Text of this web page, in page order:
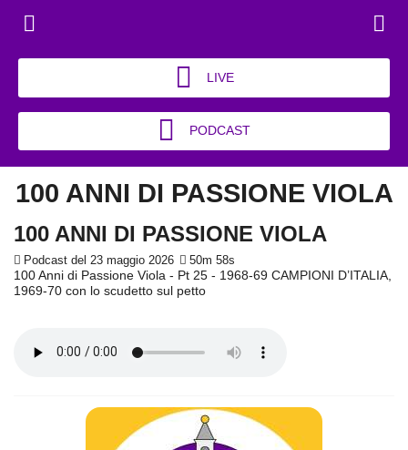
LIVE
PODCAST
100 ANNI DI PASSIONE VIOLA
100 ANNI DI PASSIONE VIOLA
Podcast del 23 maggio 2026 50m 58s
100 Anni di Passione Viola - Pt 25 - 1968-69 CAMPIONI D’ITALIA,
1969-70 con lo scudetto sul petto